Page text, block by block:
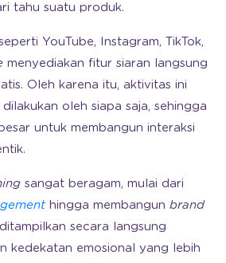
tahu suatu produk.
YouTube, Instagram, TikTok,
menyediakan fitur siaran langsung
Oleh karena itu, aktivitas ini
oleh siapa saja, sehingga
untuk membangun interaksi
sangat beragam, mulai dari
hingga membangun brand
secara langsung
kedekatan emosional yang lebih